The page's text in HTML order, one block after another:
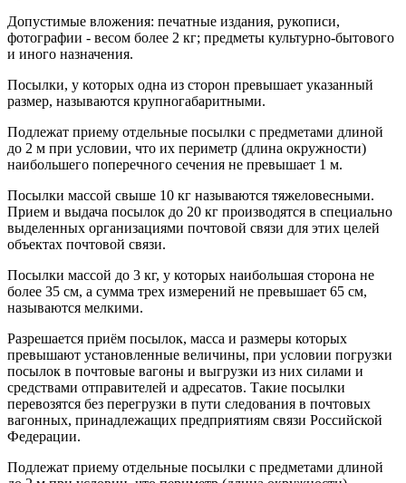
Допустимые вложения: печатные издания, рукописи,
фотографии - весом более 2 кг; предметы культурно-бытового
и иного назначения.
Посылки, у которых одна из сторон превышает указанный
размер, называются крупногабаритными.
Подлежат приему отдельные посылки с предметами длиной
до 2 м при условии, что их периметр (длина окружности)
наибольшего поперечного сечения не превышает 1 м.
Посылки массой свыше 10 кг называются тяжеловесными.
Прием и выдача посылок до 20 кг производятся в специально
выделенных организациями почтовой связи для этих целей
объектах почтовой связи.
Посылки массой до 3 кг, у которых наибольшая сторона не
более 35 см, а сумма трех измерений не превышает 65 см,
называются мелкими.
Разрешается приём посылок, масса и размеры которых
превышают установленные величины, при условии погрузки
посылок в почтовые вагоны и выгрузки из них силами и
средствами отправителей и адресатов. Такие посылки
перевозятся без перегрузки в пути следования в почтовых
вагонных, принадлежащих предприятиям связи Российской
Федерации.
Подлежат приему отдельные посылки с предметами длиной